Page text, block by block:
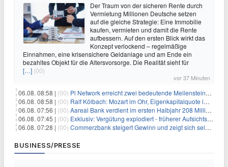
Der Traum von der sicheren Rente durch
Vermietung Millionen Deutsche setzen
auf die gleiche Strategie: Eine Immobilie
kaufen, vermieten und damit die Rente
aufbessern. Auf den ersten Blick wirkt das
Konzept verlockend – regelmäßige
Einnahmen, eine krisensichere Geldanlage und am Ende ein
bezahltes Objekt für die Altersvorsorge. Die Realität sieht für
[…] (00)
vor 37 Minuten
06.08. 08:58 | (00) Pi Network erreicht zwei bedeutende Meilensteine in einer Rallye
06.08. 08:58 | (00) Ralf Kölbach: Mozart im Ohr, Eigenkapitalquote im Blick - wie dieser Denker die Westerwald Bank führt
06.08. 07:56 | (00) Aareal Bank verdient im ersten Halbjahr 208 Millionen Euro
06.08. 07:45 | (00) Exklusiv: Vergütung explodiert - früherer Aufsichtsratschef gibt aus Protest Ehrentitel ab
06.08. 07:28 | (00) Commerzbank steigert Gewinn und zeigt sich selbstbewusst gegenüber Unicredit
BUSINESS/PRESSE